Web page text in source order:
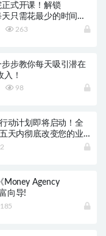
式开课！解锁
只需花最少的时间打
263
步步教你每天吸引潜在
！
98
动计划即将启动！全
天内彻底改变您的业
Agency
向导!
185